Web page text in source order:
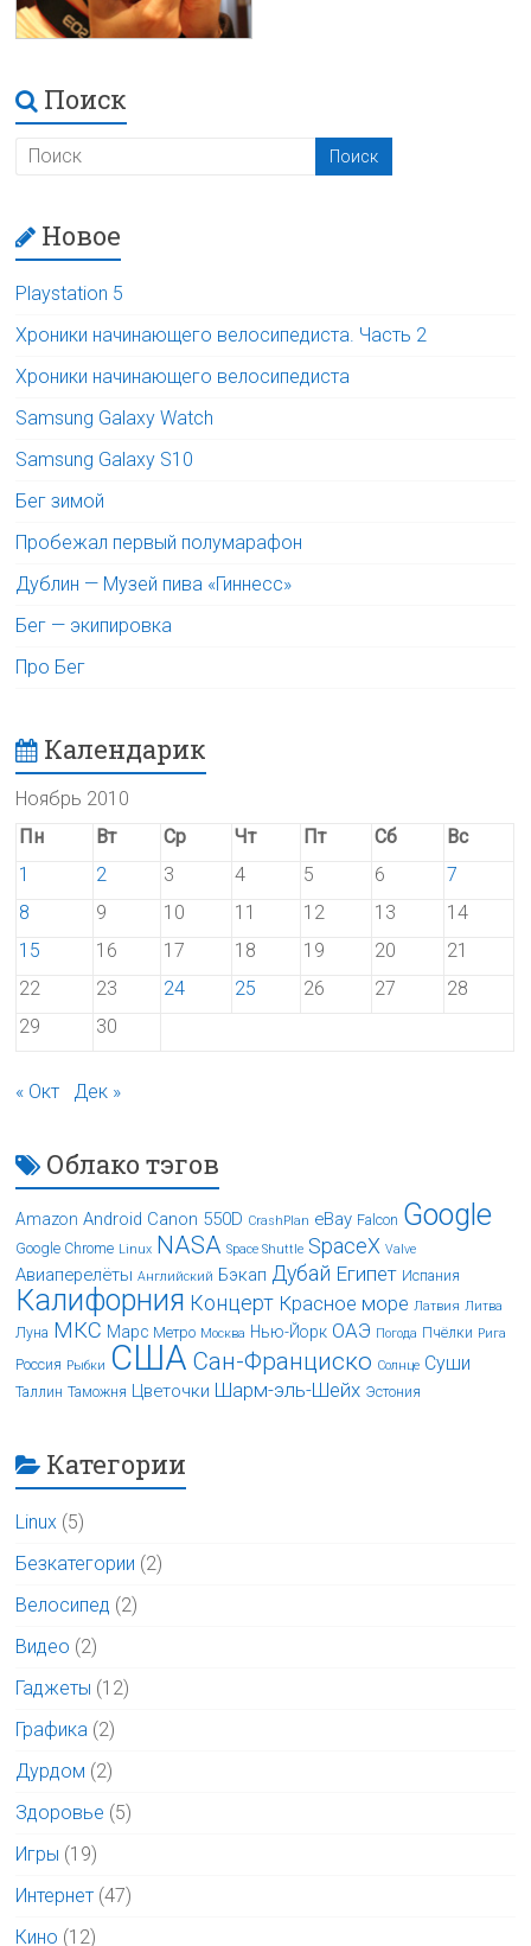
Поиск
Новое
Playstation 5
Хроники начинающего велосипедиста. Часть 2
Хроники начинающего велосипедиста
Samsung Galaxy Watch
Samsung Galaxy S10
Бег зимой
Пробежал первый полумарафон
Дублин — Музей пива «Гиннесс»
Бег — экипировка
Про Бег
Календарик
Ноябрь 2010
Пн
Вт Ср Чт Пт Сб
Вс
1
2 3 4 5 6
7
8
9 10 11 12 13
14
15
16 17 18 19 20
21
22
23 24 25 26 27
28
29
30
« Окт Дек »
Облако тэгов
Amazon Android Canon 550D CrashPlan eBay Falcon Google
Google Chrome Linux NASA Space Shuttle SpaceX Valve
Авиаперелёты Английский Бэкап Дубай Египет Испания
Калифорния Концерт Красное море Латвия Литва
Луна МКС Марс Метро Москва Нью-Йорк ОАЭ Погода Пчёлки Рига
Россия Рыбки США Сан-Франциско Солнце Суши
Таллин Таможня Цветочки Шарм-эль-Шейх Эстония
Категории
Linux (5)
Безкатегории (2)
Велосипед (2)
Видео (2)
Гаджеты (12)
Графика (2)
Дурдом (2)
Здоровье (5)
Игры (19)
Интернет (47)
Кино (12)